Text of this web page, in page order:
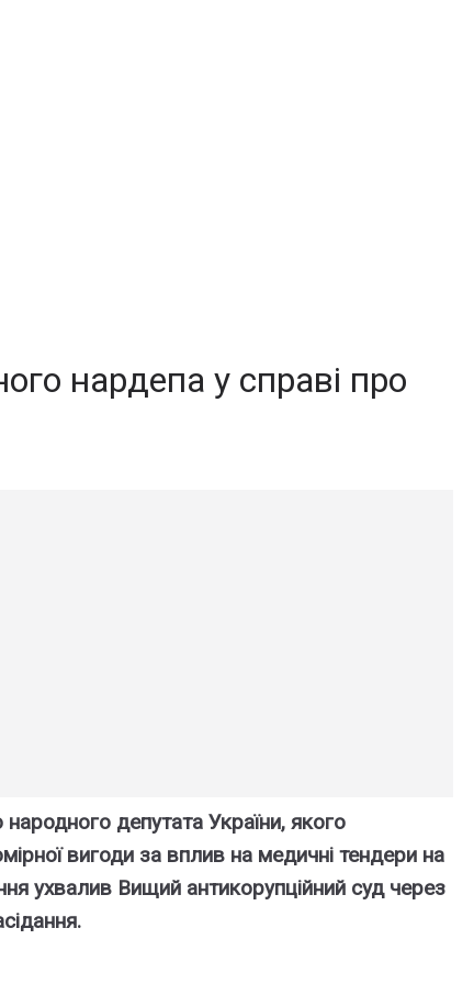
нардепа у справі про
депутата України, якого
вигоди за вплив на медичні тендери на
ухвалив Вищий антикорупційний суд через